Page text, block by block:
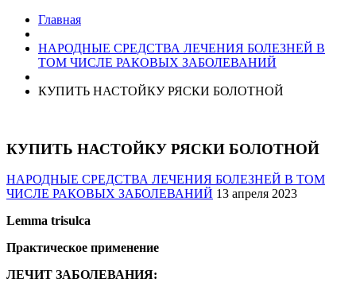
Главная
НАРОДНЫЕ СРЕДСТВА ЛЕЧЕНИЯ БОЛЕЗНЕЙ В
ТОМ ЧИСЛЕ РАКОВЫХ ЗАБОЛЕВАНИЙ
КУПИТЬ НАСТОЙКУ РЯСКИ БОЛОТНОЙ
КУПИТЬ НАСТОЙКУ РЯСКИ БОЛОТНОЙ
НАРОДНЫЕ СРЕДСТВА ЛЕЧЕНИЯ БОЛЕЗНЕЙ В ТОМ
ЧИСЛЕ РАКОВЫХ ЗАБОЛЕВАНИЙ 13 апреля 2023
Lemma trisulca
Практическое применение
ЛЕЧИТ ЗАБОЛЕВАНИЯ: